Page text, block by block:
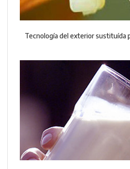
Tecnología del exterior sustituída